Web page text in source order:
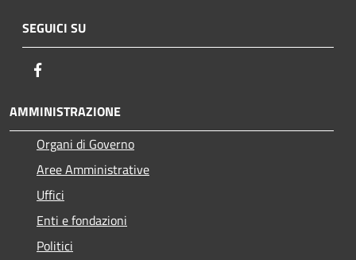
SEGUICI SU
AMMINISTRAZIONE
Organi di Governo
Aree Amministrative
Uffici
Enti e fondazioni
Politici